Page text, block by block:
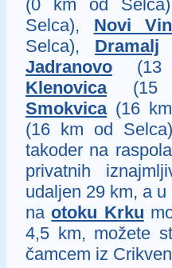
(0 km od
Selca), Novi
Selca), Dramalj
Jadranovo (13
Klenovica(15
Smokvica(16
(16 km od
takoder na
privatnih
udaljen 29 km, a u
naotoku Krku
4,5 km, možete
čamcem iz